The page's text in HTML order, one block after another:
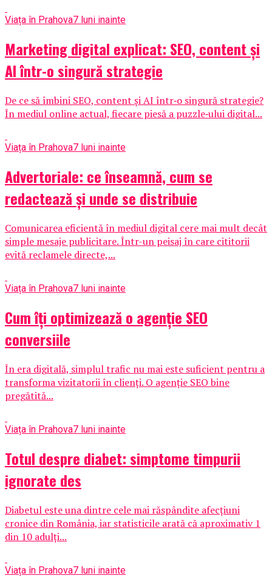
Viața în Prahova7 luni inainte
Marketing digital explicat: SEO, content și
AI într-o singură strategie
De ce să îmbini SEO, content și AI într‑o singură strategie?
În mediul online actual, fiecare piesă a puzzle‑ului digital...
Viața în Prahova7 luni inainte
Advertoriale: ce înseamnă, cum se
redactează și unde se distribuie
Comunicarea eficientă în mediul digital cere mai mult decât
simple mesaje publicitare. Într-un peisaj în care cititorii
evită reclamele directe,...
Viața în Prahova7 luni inainte
Cum îți optimizează o agenție SEO
conversiile
În era digitală, simplul trafic nu mai este suficient pentru a
transforma vizitatorii în clienți. O agenție SEO bine
pregătită...
Viața în Prahova7 luni inainte
Totul despre diabet: simptome timpurii
ignorate des
Diabetul este una dintre cele mai răspândite afecţiuni
cronice din România, iar statisticile arată că aproximativ 1
din 10 adulţi...
Viața în Prahova7 luni inainte